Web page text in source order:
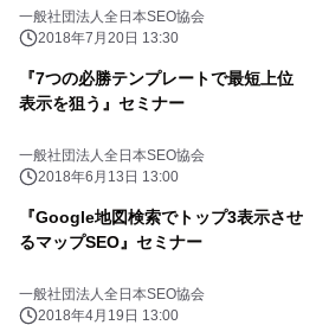
エンジン上位表示技術)の 普及を実現
する資格制度
一般社団法人全日本SEO協会
2018年7月20日 13:30
『7つの必勝テンプレートで最短上位
表示を狙う』セミナー
一般社団法人全日本SEO協会
2018年6月13日 13:00
『Google地図検索でトップ3表示させ
るマップSEO』セミナー
一般社団法人全日本SEO協会
2018年4月19日 13:00